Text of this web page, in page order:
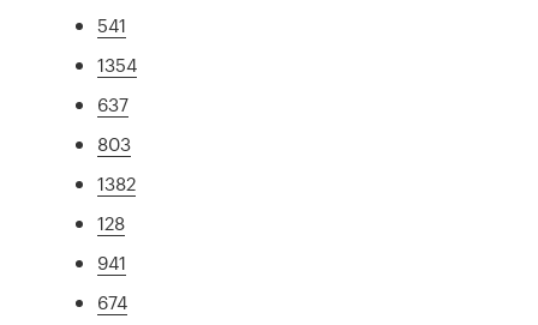
541
1354
637
803
1382
128
941
674